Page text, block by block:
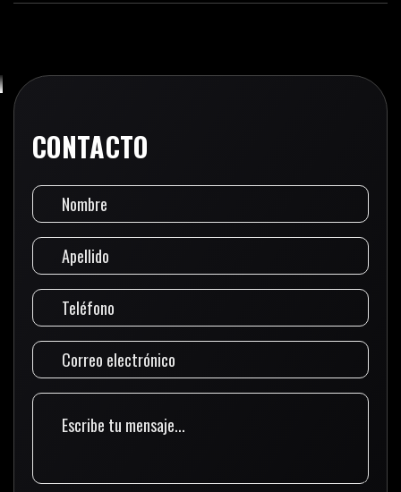
CONTACTO